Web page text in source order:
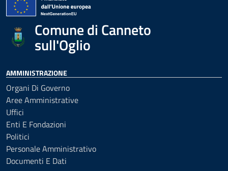
Comune di Canneto
sull'Oglio
AMMINISTRAZIONE
Organi Di Governo
Aree Amministrative
Uffici
Enti E Fondazioni
Politici
Personale Amministrativo
Documenti E Dati